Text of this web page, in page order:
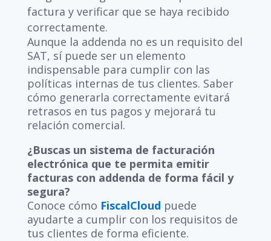
factura y verificar que se haya recibido
correctamente.
Aunque la addenda no es un requisito del
SAT, sí puede ser un elemento
indispensable para cumplir con las
políticas internas de tus clientes. Saber
cómo generarla correctamente evitará
retrasos en tus pagos y mejorará tu
relación comercial.
¿Buscas un sistema de facturación
electrónica que te permita emitir
facturas con addenda de forma fácil y
segura?
Conoce cómo FiscalCloud puede
ayudarte a cumplir con los requisitos de
tus clientes de forma eficiente.